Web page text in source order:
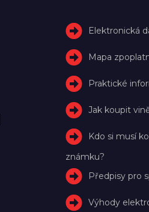
Elektronická
Mapa
Praktické
Jak koupit
Kdo si musí
známku?
Předpisy pro
Výhody